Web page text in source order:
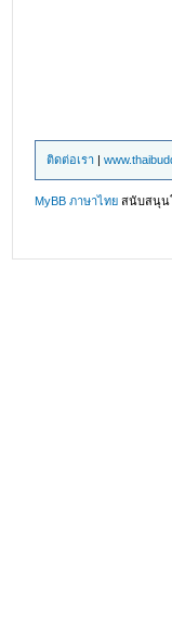
ติดต่อเรา |
MyBB ภาษาไทย สนับสนุน